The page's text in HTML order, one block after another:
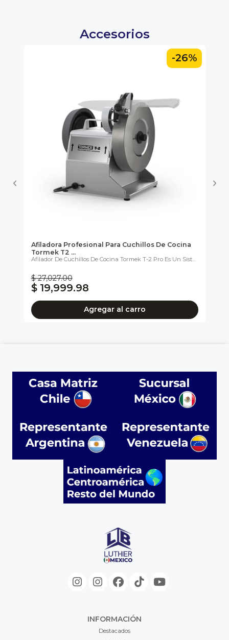
Accesorios
-26%
Afiladora Profesional Para Cuchillos De Cocina
Tormek T2 ...
Afilador De Cuchillos De Cocina Tormek T-2 Pro Es Un Sist...
$ 27,027.00
$ 19,999.98
Agregar al carro
INFORMACIÓN
Destacados